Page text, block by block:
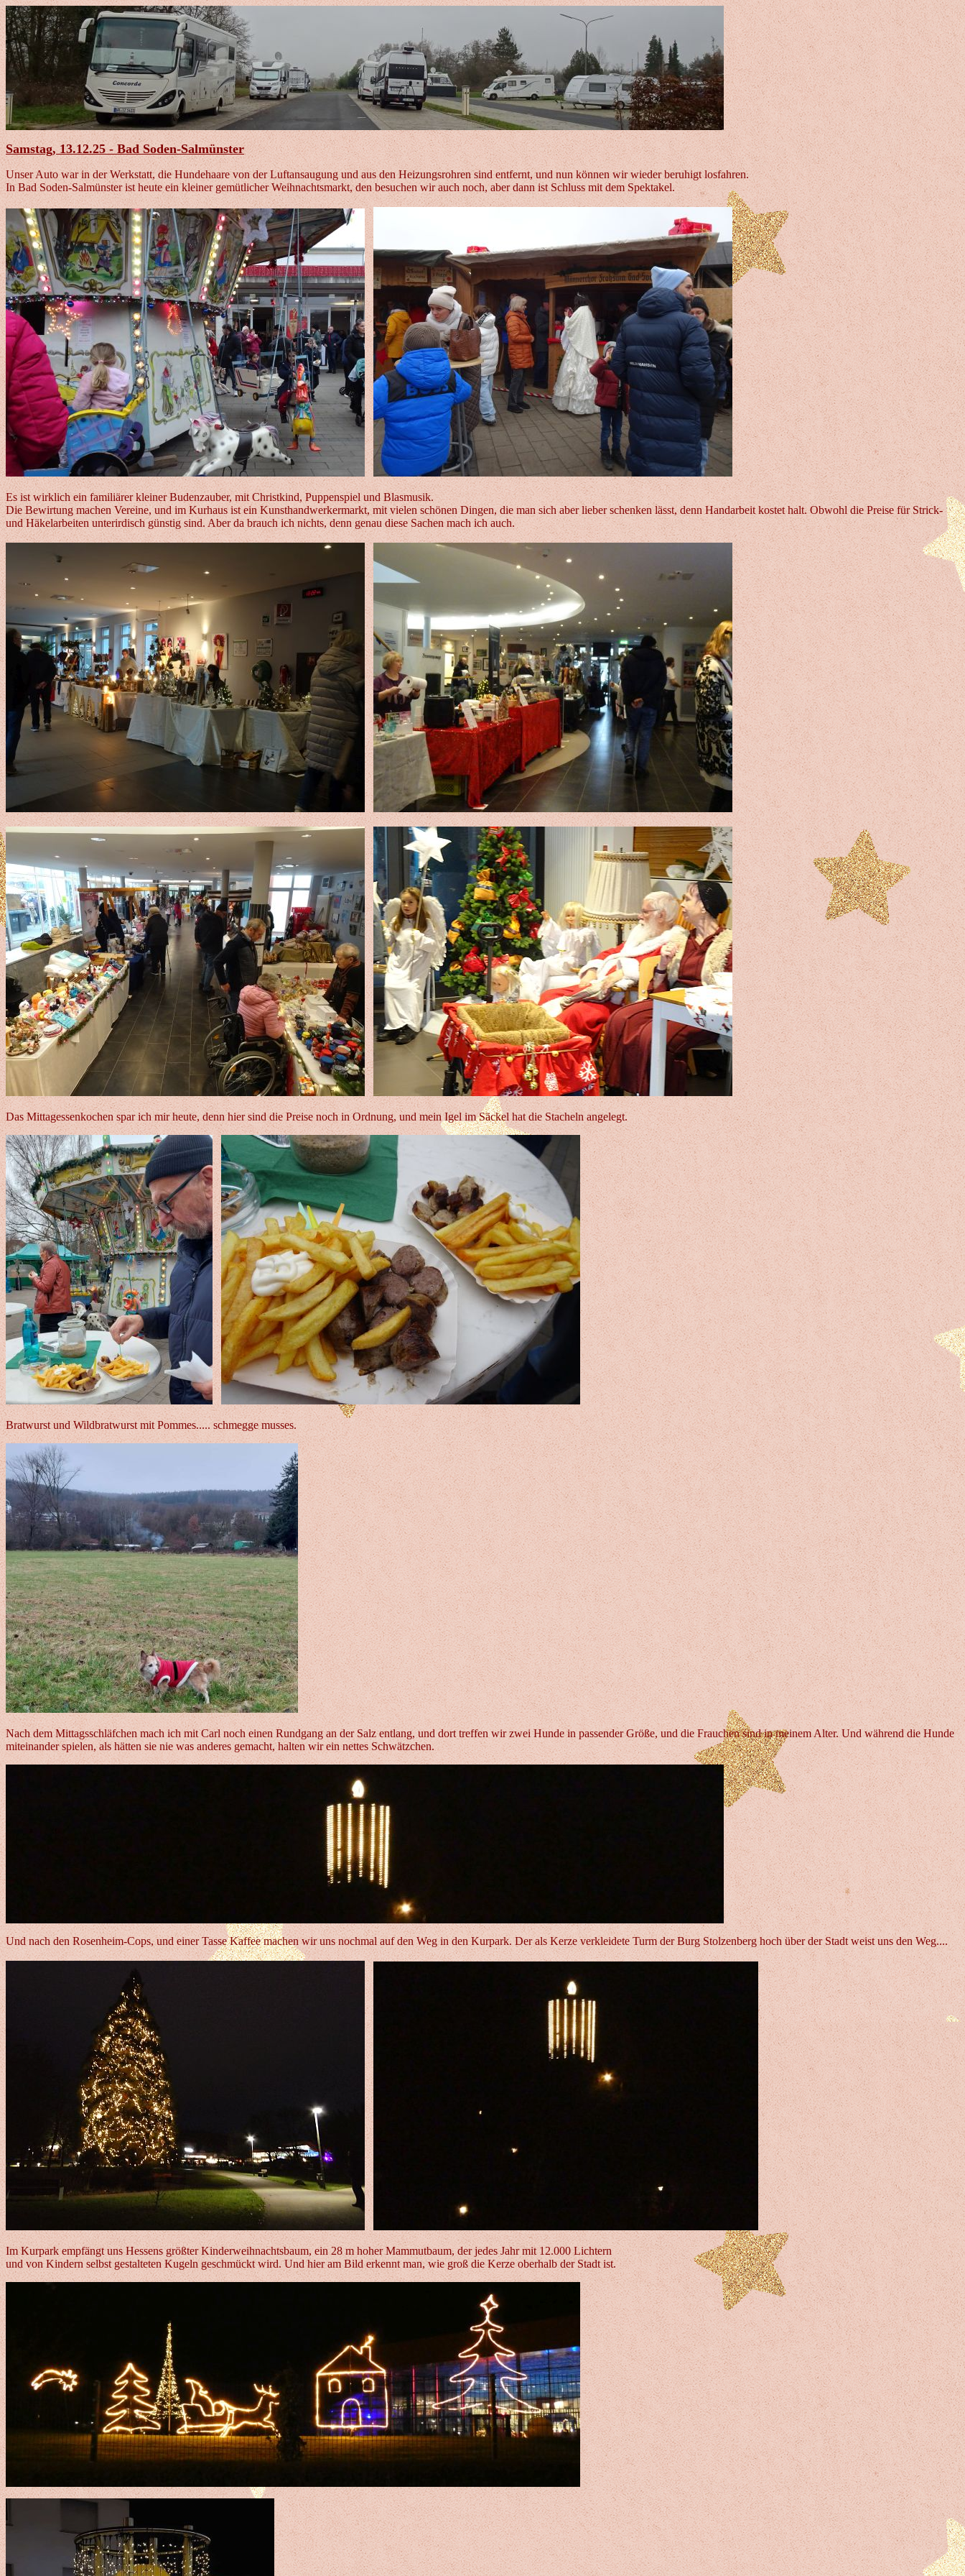
Samstag, 13.12.25 - Bad Soden-Salmünster
Unser Auto war in der Werkstatt, die Hundehaare von der Luftansaugung und aus den Heizungsrohren sind entfernt, und nun können wir wieder beruhigt losfahren.
In Bad Soden-Salmünster ist heute ein kleiner gemütlicher Weihnachtsmarkt, den besuchen wir auch noch, aber dann ist Schluss mit dem Spektakel.
Es ist wirklich ein familiärer kleiner Budenzauber, mit Christkind, Puppenspiel und Blasmusik.
Die Bewirtung machen Vereine, und im Kurhaus ist ein Kunsthandwerkermarkt, mit vielen schönen Dingen, die man sich aber lieber schenken lässt, denn Handarbeit kostet halt. Obwohl die Preise für Strick-
und Häkelarbeiten unterirdisch günstig sind. Aber da brauch ich nichts, denn genau diese Sachen mach ich auch.
Das Mittagessenkochen spar ich mir heute, denn hier sind die Preise noch in Ordnung, und mein Igel im Säckel hat die Stacheln angelegt.
Bratwurst und Wildbratwurst mit Pommes..... schmegge musses.
Nach dem Mittagsschläfchen mach ich mit Carl noch einen Rundgang an der Salz entlang, und dort treffen wir zwei Hunde in passender Größe, und die Frauchen sind in meinem Alter. Und während die Hunde
miteinander spielen, als hätten sie nie was anderes gemacht, halten wir ein nettes Schwätzchen.
Und nach den Rosenheim-Cops, und einer Tasse Kaffee machen wir uns nochmal auf den Weg in den Kurpark. Der als Kerze verkleidete Turm der Burg Stolzenberg hoch über der Stadt weist uns den Weg....
Im Kurpark empfängt uns Hessens größter Kinderweihnachtsbaum, ein 28 m hoher Mammutbaum, der jedes Jahr mit 12.000 Lichtern
und von Kindern selbst gestalteten Kugeln geschmückt wird. Und hier am Bild erkennt man, wie groß die Kerze oberhalb der Stadt ist.